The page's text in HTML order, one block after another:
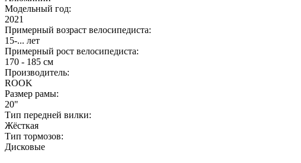
Модельный год:
2021
Примерный возраст велосипедиста:
15-... лет
Примерный рост велосипедиста:
170 - 185 см
Производитель:
ROOK
Размер рамы:
20"
Тип передней вилки:
Жёсткая
Тип тормозов:
Дисковые